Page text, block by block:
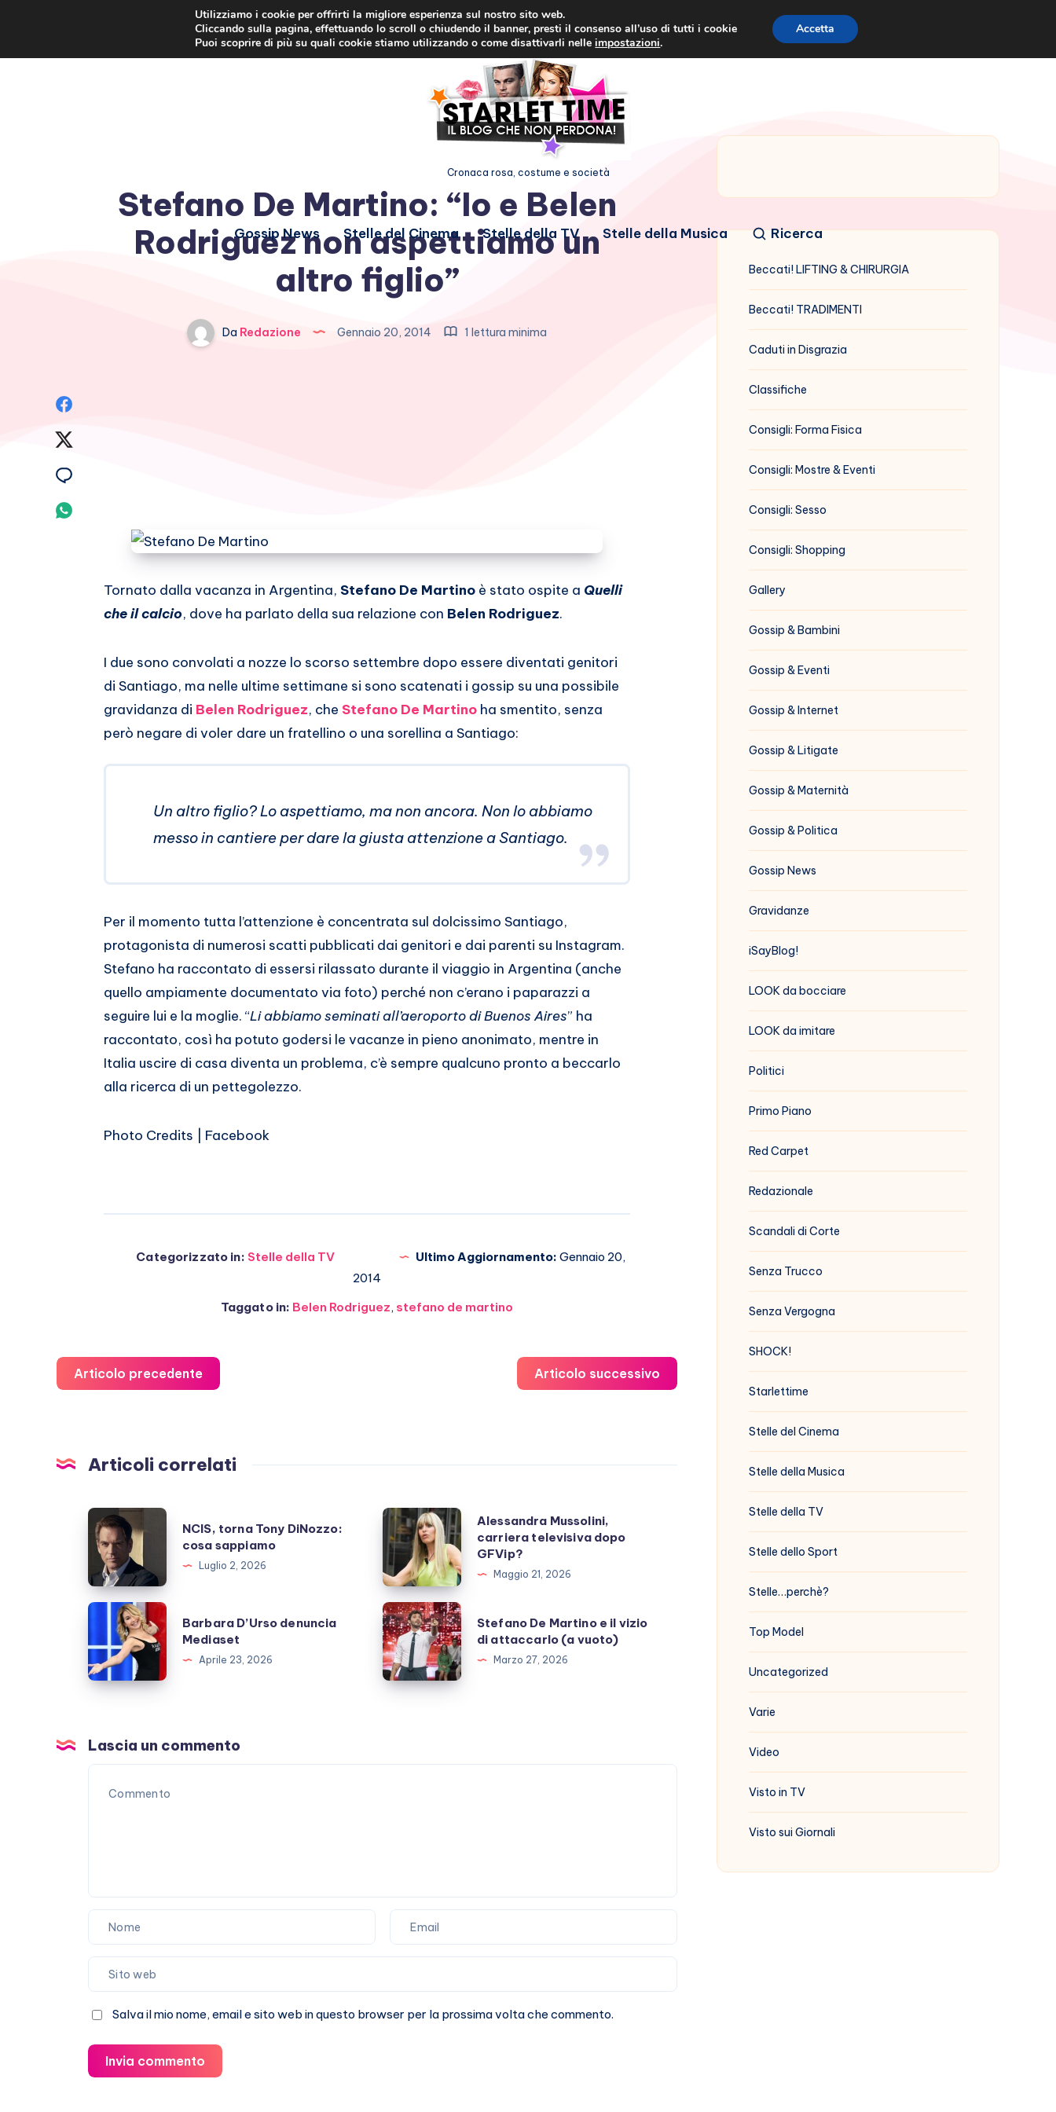
Cronaca rosa, costume e società
Gossip News Stelle del Cinema Stelle della TV Stelle della Musica Ricerca
Stefano De Martino: “Io e Belen
Rodriguez non aspettiamo un
altro figlio”
Da Redazione Gennaio 20, 2014 1 lettura minima
Tornato dalla vacanza in Argentina, Stefano De Martino è stato ospite a Quelli
che il calcio, dove ha parlato della sua relazione con Belen Rodriguez.
I due sono convolati a nozze lo scorso settembre dopo essere diventati genitori
di Santiago, ma nelle ultime settimane si sono scatenati i gossip su una possibile
gravidanza di Belen Rodriguez, che Stefano De Martino ha smentito, senza
però negare di voler dare un fratellino o una sorellina a Santiago:
Un altro figlio? Lo aspettiamo, ma non ancora. Non lo abbiamo
messo in cantiere per dare la giusta attenzione a Santiago.
Per il momento tutta l’attenzione è concentrata sul dolcissimo Santiago,
protagonista di numerosi scatti pubblicati dai genitori e dai parenti su Instagram.
Stefano ha raccontato di essersi rilassato durante il viaggio in Argentina (anche
quello ampiamente documentato via foto) perché non c’erano i paparazzi a
seguire lui e la moglie. “Li abbiamo seminati all’aeroporto di Buenos Aires” ha
raccontato, così ha potuto godersi le vacanze in pieno anonimato, mentre in
Italia uscire di casa diventa un problema, c’è sempre qualcuno pronto a beccarlo
alla ricerca di un pettegolezzo.
Photo Credits | Facebook
Categorizzato in: Stelle della TV Ultimo Aggiornamento: Gennaio 20,
2014
Taggato in: Belen Rodriguez, stefano de martino
Articolo precedente Articolo successivo
Articoli correlati
NCIS,
torna
Tony
DiNozzo:
cosa
sappiamo
NCIS, torna Tony DiNozzo:
cosa sappiamo
Luglio 2, 2026
Alessandra
Mussolini,
carriera
televisiva
dopo
GFVip?
Alessandra Mussolini,
carriera televisiva dopo
GFVip?
Maggio 21, 2026
Barbara
D’Urso
denuncia
Mediaset
Barbara D’Urso denuncia
Mediaset
Aprile 23, 2026
Stefano
De
Martino
e
attaccarlo
Stefano De Martino e il vizio
di attaccarlo (a vuoto)
Marzo 27, 2026
Lascia un commento
Salva il mio nome, email e sito web in questo browser per la prossima volta che commento.
Invia commento
Beccati! LIFTING & CHIRURGIA
Beccati! TRADIMENTI
Caduti in Disgrazia
Classifiche
Consigli: Forma Fisica
Consigli: Mostre & Eventi
Consigli: Sesso
Consigli: Shopping
Gallery
Gossip & Bambini
Gossip & Eventi
Gossip & Internet
Gossip & Litigate
Gossip & Maternità
Gossip & Politica
Gossip News
Gravidanze
iSayBlog!
LOOK da bocciare
LOOK da imitare
Politici
Primo Piano
Red Carpet
Redazionale
Scandali di Corte
Senza Trucco
Senza Vergogna
SHOCK!
Starlettime
Stelle del Cinema
Stelle della Musica
Stelle della TV
Stelle dello Sport
Stelle…perchè?
Top Model
Uncategorized
Varie
Video
Visto in TV
Visto sui Giornali
Utilizziamo i cookie per offrirti la migliore esperienza sul nostro sito web.
Cliccando sulla pagina, effettuando lo scroll o chiudendo il banner, presti il consenso all’uso di tutti i cookie
Puoi scoprire di più su quali cookie stiamo utilizzando o come disattivarli nelleimpostazioni.
Accetta